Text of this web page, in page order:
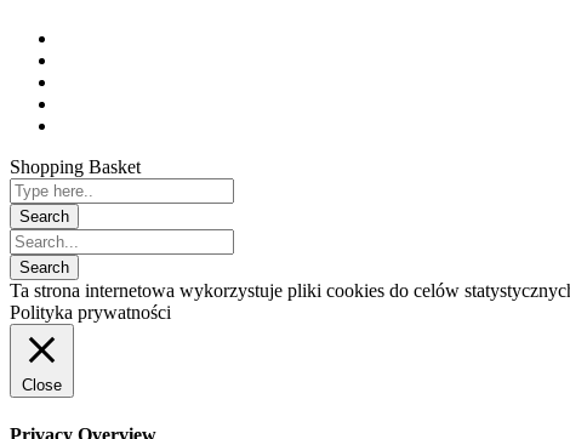
Shopping Basket
Ta strona internetowa wykorzystuje pliki cookies do celów
Polityka prywatności
Close
Privacy Overview